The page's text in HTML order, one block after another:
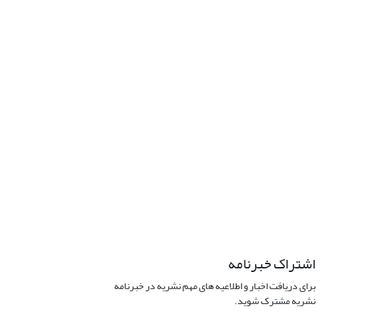
اشتراک خبرنامه
برای دریافت اخبار و اطلاعیه های مهم نشریه در خبرنامه
نشریه مشترک شوید.